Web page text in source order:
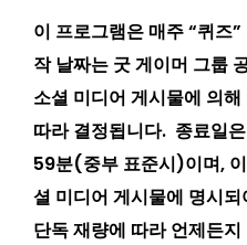
이 프로그램은 매주 “퀴즈
작 날짜는 굿 게이머 그룹
소셜 미디어 게시물에 의
따라 결정됩니다. 종료일
59분(중부 표준시)이며,
셜 미디어 게시물에 명시
단독 재량에 따라 언제든